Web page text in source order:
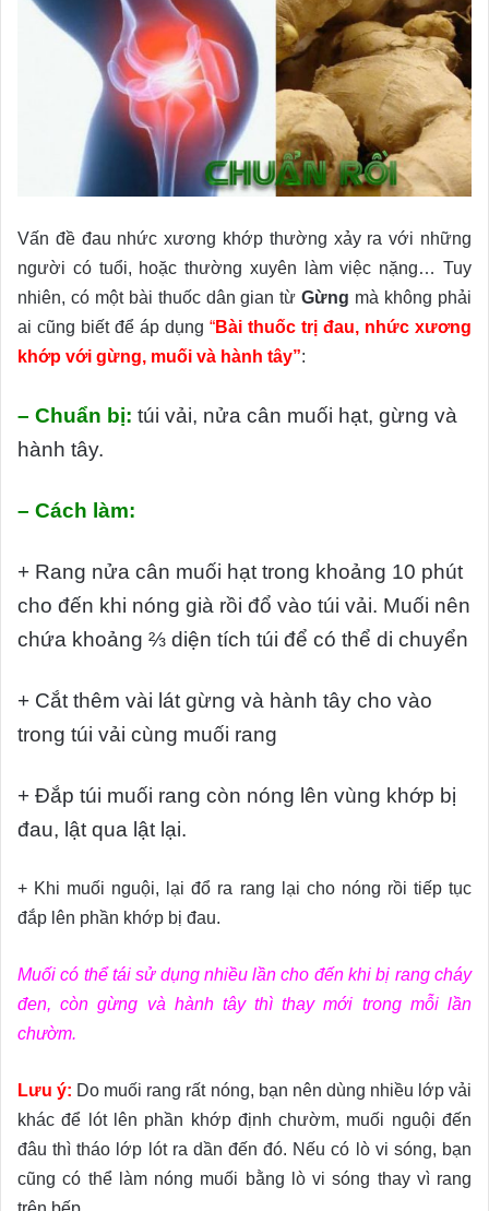
Vấn đề đau nhức xương khớp thường xảy ra với những
người có tuổi, hoặc thường xuyên làm việc nặng… Tuy
nhiên, có một bài thuốc dân gian từGừng mà không phải
ai cũng biết để áp dụng “Bài thuốc trị đau, nhức xương
khớp với gừng, muối và hành tây”:
– Chuẩn bị: túi vải, nửa cân muối hạt, gừng và
hành tây.
– Cách làm:
+ Rang nửa cân muối hạt trong khoảng 10 phút
cho đến khi nóng già rồi đổ vào túi vải. Muối nên
chứa khoảng ⅔ diện tích túi để có thể di chuyển
+ Cắt thêm vài lát gừng và hành tây cho vào
trong túi vải cùng muối rang
+ Đắp túi muối rang còn nóng lên vùng khớp bị
đau, lật qua lật lại.
+ Khi muối nguội, lại đổ ra rang lại cho nóng rồi tiếp tục
đắp lên phần khớp bị đau.
Muối có thể tái sử dụng nhiều lần cho đến khi bị rang cháy
đen, còn gừng và hành tây thì thay mới trong mỗi lần
chườm.
Lưu ý: Do muối rang rất nóng, bạn nên dùng nhiều lớp vải
khác để lót lên phần khớp định chườm, muối nguội đến
đâu thì tháo lớp lót ra dần đến đó. Nếu có lò vi sóng, bạn
cũng có thể làm nóng muối bằng lò vi sóng thay vì rang